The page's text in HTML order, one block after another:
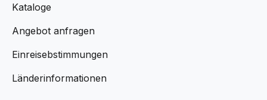
Kataloge
Angebot anfragen
Einreisebstimmungen
Länderinformationen